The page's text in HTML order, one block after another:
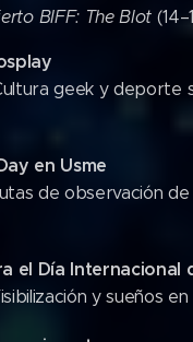
BIFF: The Blot
geek y deporte
en Usme
de observación
el Día Internacional
y sueños en